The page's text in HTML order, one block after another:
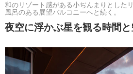
和のリゾート感がある小ぢんまりとした
風呂のある展望バルコニーへと続く。
夜空に浮かぶ星を観る時間と